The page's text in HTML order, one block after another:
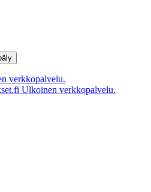
verkkopalvelu.
Ulkoinen verkkopalvelu.